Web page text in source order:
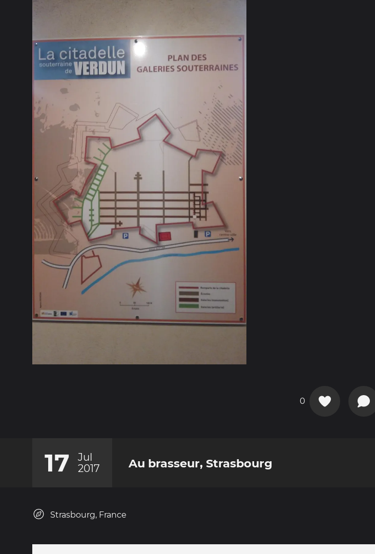
0
17
Jul
2017
Au brasseur, Strasbourg
Strasbourg, France